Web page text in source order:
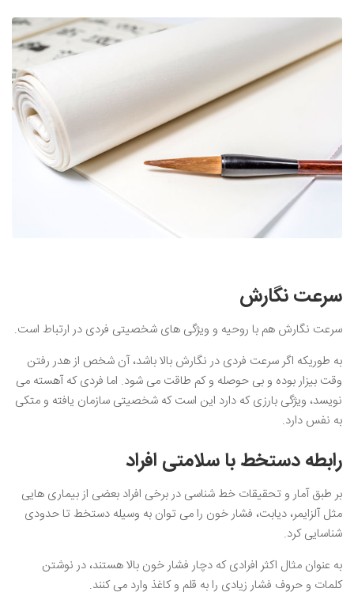
سرعت نگارش
سرعت نگارش هم با روحیه و ویژگی های شخصیتی فردی در ارتباط است.
به طوریکه اگر سرعت فردی در نگارش بالا باشد، آن شخص از هدر رفتن
وقت بیزار بوده و بی حوصله و کم طاقت می شود. اما فردی که آهسته می
نویسد، ویژگی بارزی که دارد این است که شخصیتی سازمان یافته و متکی
به نفس دارد.
رابطه دستخط با سلامتی افراد
بر طبق آمار و تحقیقات خط شناسی در برخی افراد بعضی از بیماری هایی
مثل آلزایمر، دیابت، فشار خون را می توان به وسیله دستخط تا حدودی
شناسایی کرد.
به عنوان مثال اکثر افرادی که دچار فشار خون بالا هستند، در نوشتن
کلمات و حروف فشار زیادی را به قلم و کاغذ وارد می کنند.